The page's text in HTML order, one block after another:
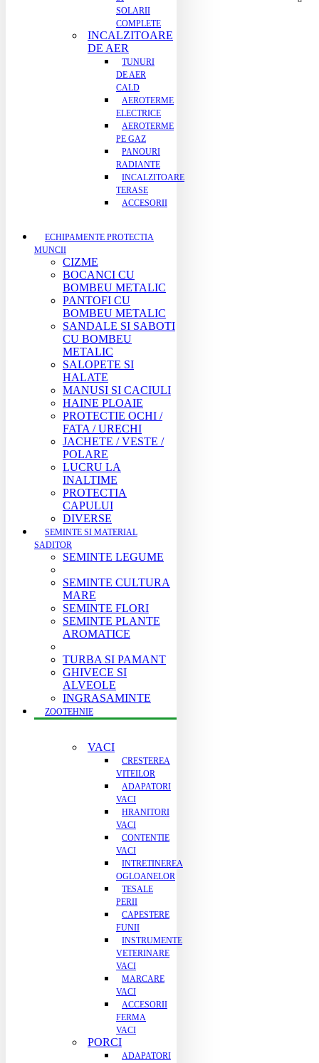
SOLARII
COMPLETE
INCALZITOARE
DE AER
TUNURI
DE AER
CALD
AEROTERME
ELECTRICE
AEROTERME
PE GAZ
PANOURI
RADIANTE
INCALZITOARE
TERASE
ACCESORII
ECHIPAMENTE PROTECTIA
MUNCII
CIZME
BOCANCI CU
BOMBEU METALIC
PANTOFI CU
BOMBEU METALIC
SANDALE SI SABOTI
CU BOMBEU
METALIC
SALOPETE SI
HALATE
MANUSI SI CACIULI
HAINE PLOAIE
PROTECTIE OCHI /
FATA / URECHI
JACHETE / VESTE /
POLARE
LUCRU LA
INALTIME
PROTECTIA
CAPULUI
DIVERSE
SEMINTE SI MATERIAL
SADITOR
SEMINTE LEGUME
SEMINTE CULTURA
MARE
SEMINTE FLORI
SEMINTE PLANTE
AROMATICE
TURBA SI PAMANT
GHIVECE SI
ALVEOLE
INGRASAMINTE
ZOOTEHNIE
VACI
CRESTEREA
VITEILOR
ADAPATORI
VACI
HRANITORI
VACI
CONTENTIE
VACI
INTRETINEREA
OGLOANELOR
TESALE
PERII
CAPESTERE
FUNII
INSTRUMENTE
VETERINARE
VACI
MARCARE
VACI
ACCESORII
FERMA
VACI
PORCI
ADAPATORI